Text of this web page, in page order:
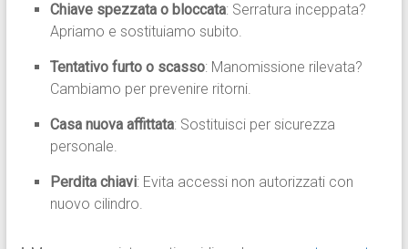
Chiave spezzata o bloccata: Serratura inceppata?
Apriamo e sostituiamo subito.
Tentativo furto o scasso: Manomissione rilevata?
Cambiamo per prevenire ritorni.
Casa nuova affittata: Sostituisci per sicurezza
personale.
Perdita chiavi: Evita accessi non autorizzati con
nuovo cilindro.